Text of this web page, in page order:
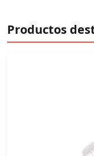
Productos